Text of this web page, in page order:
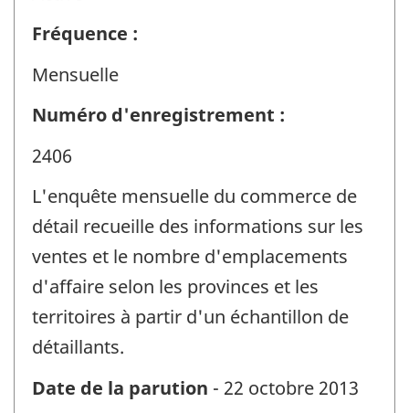
Fréquence :
Mensuelle
Numéro d'enregistrement :
2406
L'enquête mensuelle du commerce de
détail recueille des informations sur les
ventes et le nombre d'emplacements
d'affaire selon les provinces et les
territoires à partir d'un échantillon de
détaillants.
Date de la parution - 22 octobre 2013